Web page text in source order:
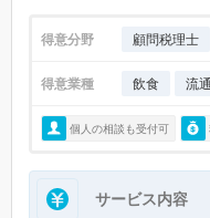
得意分野 顧問税理士
得意業種 飲食 流
個人の相談も受付可
サービス内容